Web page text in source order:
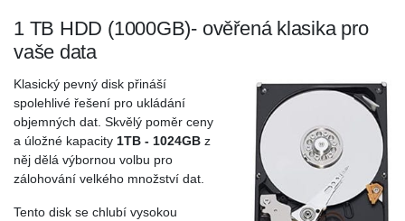
1 TB HDD (1000GB)- ověřená klasika pro
vaše data
Klasický pevný disk přináší
spolehlivé řešení pro ukládání
objemných dat. Skvělý poměr ceny
a úložné kapacity 1TB - 1024GB z
něj dělá výbornou volbu pro
zálohování velkého množství dat.
Tento disk se chlubí vysokou